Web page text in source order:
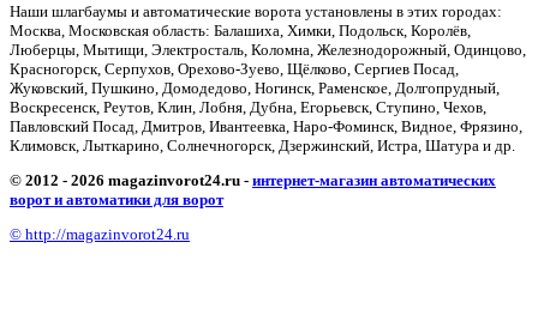
Наши шлагбаумы и автоматические ворота установлены в этих городах:
Москва, Московская область: Балашиха, Химки, Подольск, Королёв,
Люберцы, Мытищи, Электросталь, Коломна, Железнодорожный, Одинцово,
Красногорск, Серпухов, Орехово-Зуево, Щёлково, Сергиев Посад,
Жуковский, Пушкино, Домодедово, Ногинск, Раменское, Долгопрудный,
Воскресенск, Реутов, Клин, Лобня, Дубна, Егорьевск, Ступино, Чехов,
Павловский Посад, Дмитров, Ивантеевка, Наро-Фоминск, Видное, Фрязино,
Климовск, Лыткарино, Солнечногорск, Дзержинский, Истра, Шатура и др.
© 2012 - 2026 magazinvorot24.ru - интернет-магазин автоматических
ворот и автоматики для ворот
© http://magazinvorot24.ru